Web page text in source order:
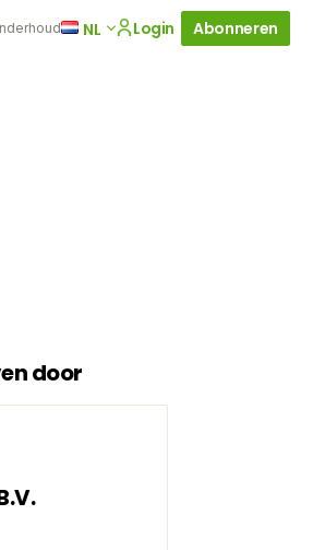
NL Login Abonneren
door